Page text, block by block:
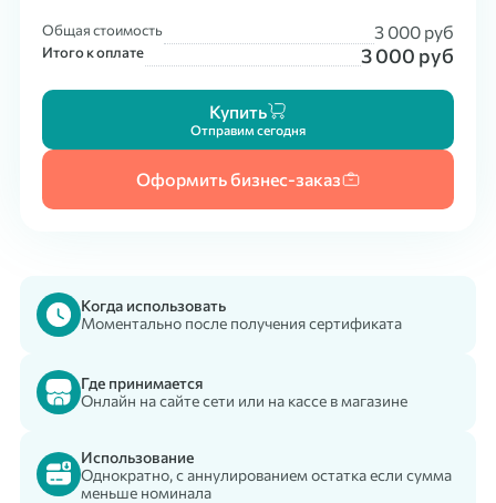
Общая стоимость 3 000 руб
Итого к оплате 3 000 руб
Купить
Отправим сегодня
Оформить бизнес-заказ
Когда использовать
Моментально после получения сертификата
Где принимается
Онлайн на сайте сети или на кассе в магазине
Использование
Однократно, с аннулированием остатка если сумма
меньше номинала